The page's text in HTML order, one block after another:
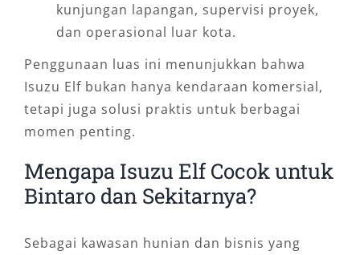
kunjungan lapangan, supervisi proyek,
dan operasional luar kota.
Penggunaan luas ini menunjukkan bahwa
Isuzu Elf bukan hanya kendaraan komersial,
tetapi juga solusi praktis untuk berbagai
momen penting.
Mengapa Isuzu Elf Cocok untuk
Bintaro dan Sekitarnya?
Sebagai kawasan hunian dan bisnis yang